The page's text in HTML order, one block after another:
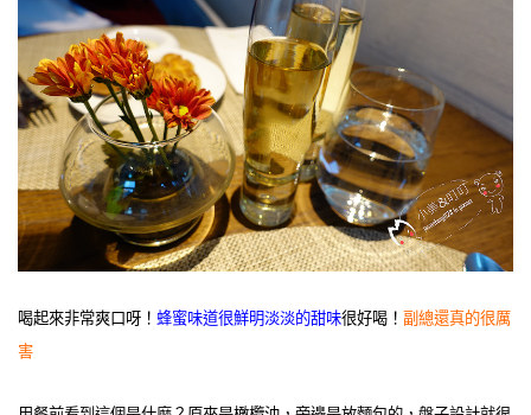
喝起來非常爽口呀！ 蜂蜜味道很鮮明淡淡的甜味很好喝！ 副總還真的很厲
害